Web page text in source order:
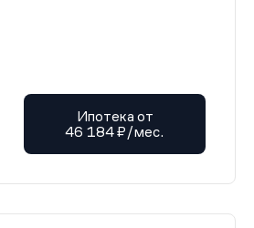
Ипотека от
46 184 ₽/мес.